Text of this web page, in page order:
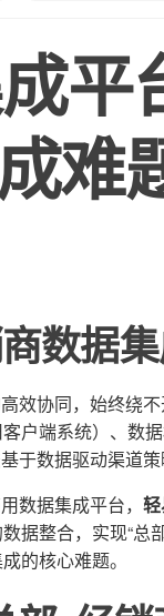
平
难
数据
效协同，始终绕
户端系统）、数
于数据驱动渠道策
数据集成平台，
据整合，实现“总
的核心难题。